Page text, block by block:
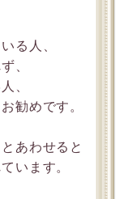
る人、
、
、
勧めです。
あわせると
います。